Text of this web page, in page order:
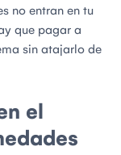
no entran en tu
que pagar a
sin atajarlo de
el